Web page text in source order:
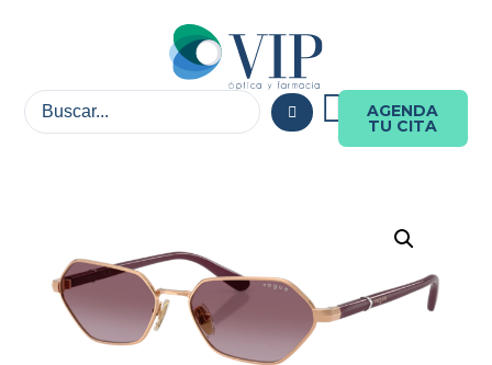
AGENDA
TU CITA